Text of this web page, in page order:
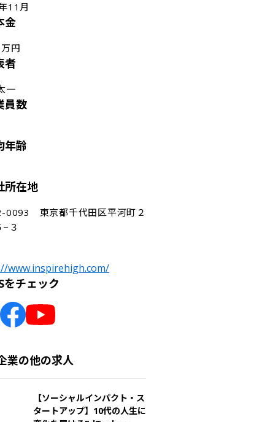
11月
金
円
者
一
員数
年齢
所在地
0093　東京都千代田区平河町２
３
www.inspirehigh.com/
をチェック
業の他の求人
【ソーシャルインパクト・ス
タートアップ】10代の人生に